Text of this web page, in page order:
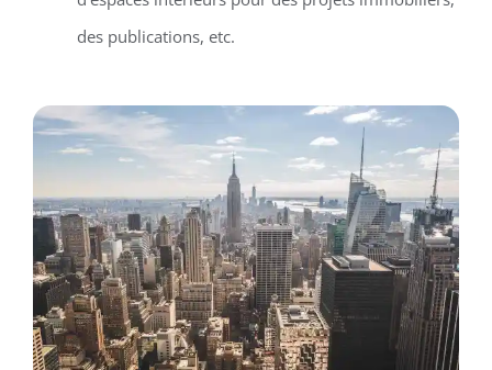
des publications, etc.